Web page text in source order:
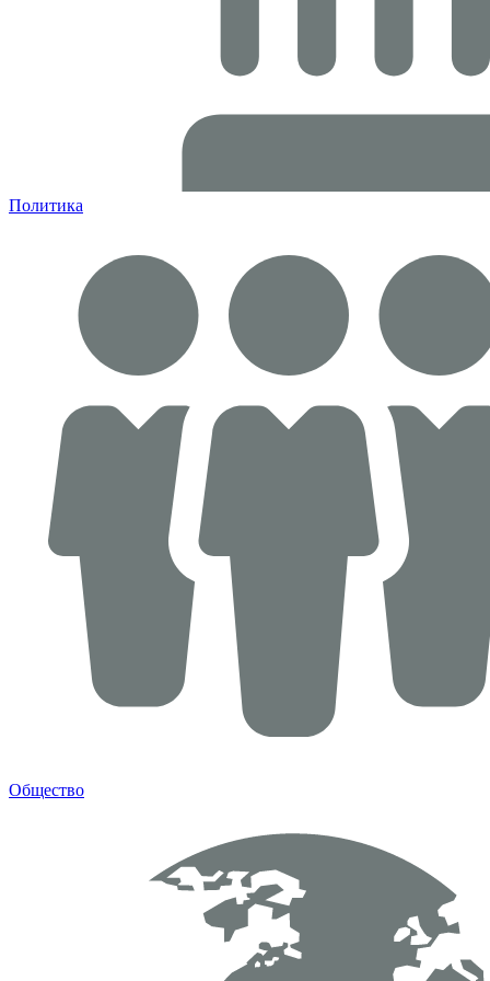
Политика
Общество